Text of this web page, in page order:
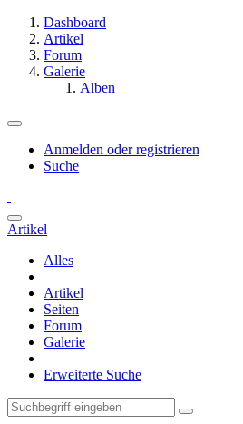
Dashboard
Artikel
Forum
Galerie
Alben
Anmelden oder registrieren
Suche
Artikel
Alles
Artikel
Seiten
Forum
Galerie
Erweiterte Suche